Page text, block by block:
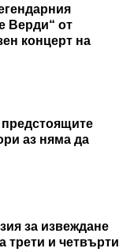
Верди“ от
концерт на
аз няма да
за извеждане
трети и четвърти